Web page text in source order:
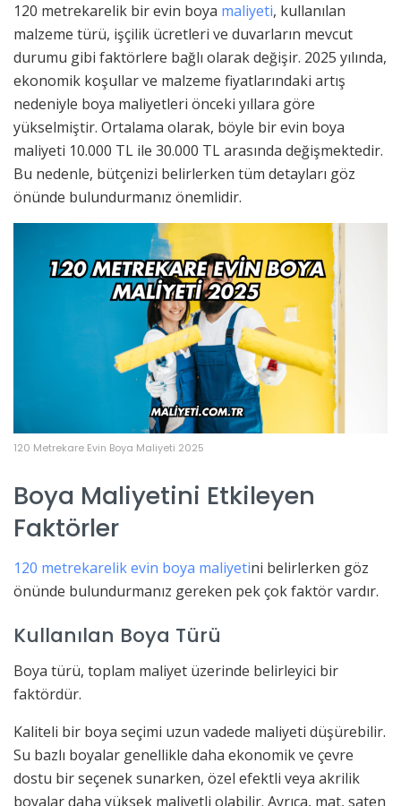
120 metrekarelik bir evin boya maliyeti, kullanılan
malzeme türü, işçilik ücretleri ve duvarların mevcut
durumu gibi faktörlere bağlı olarak değişir. 2025 yılında,
ekonomik koşullar ve malzeme fiyatlarındaki artış
nedeniyle boya maliyetleri önceki yıllara göre
yükselmiştir. Ortalama olarak, böyle bir evin boya
maliyeti 10.000 TL ile 30.000 TL arasında değişmektedir.
Bu nedenle, bütçenizi belirlerken tüm detayları göz
önünde bulundurmanız önemlidir.
120 Metrekare Evin Boya Maliyeti 2025
Boya Maliyetini Etkileyen
Faktörler
120 metrekarelik evin boya maliyetini belirlerken göz
önünde bulundurmanız gereken pek çok faktör vardır.
Kullanılan Boya Türü
Boya türü, toplam maliyet üzerinde belirleyici bir
faktördür.
Kaliteli bir boya seçimi uzun vadede maliyeti düşürebilir.
Su bazlı boyalar genellikle daha ekonomik ve çevre
dostu bir seçenek sunarken, özel efektli veya akrilik
boyalar daha yüksek maliyetli olabilir. Ayrıca, mat, saten